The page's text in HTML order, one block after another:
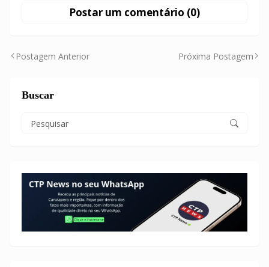
Postar um comentário (0)
Postagem Anterior Próxima Postagem
Buscar